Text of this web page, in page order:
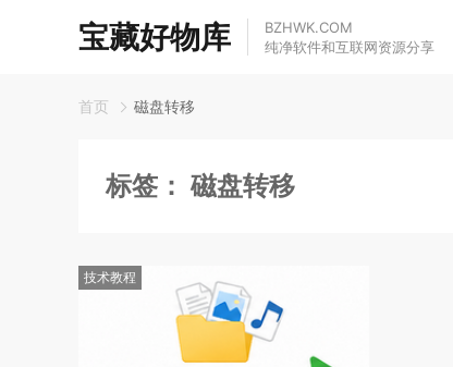
宝藏好物库
BZHWK.COM
纯净软件和互联网资源分享
首页 磁盘转移
标签： 磁盘转移
技术教程